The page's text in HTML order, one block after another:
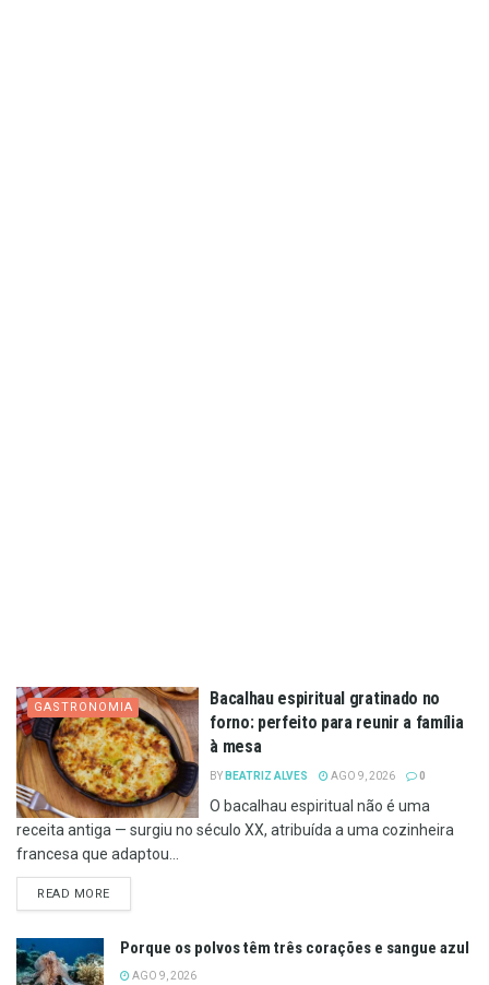
GASTRONOMIA
Bacalhau espiritual gratinado no
forno: perfeito para reunir a família
à mesa
BY BEATRIZ ALVES AGO 9, 2026 0
O bacalhau espiritual não é uma
receita antiga — surgiu no século XX, atribuída a uma cozinheira
francesa que adaptou...
READ MOREDETAILS
Porque os polvos têm três corações e sangue azul
AGO 9, 2026